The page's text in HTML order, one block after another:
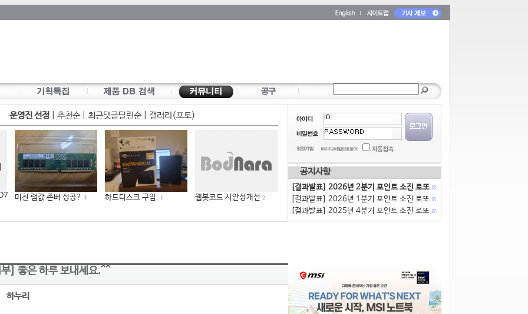
운영진 선정 추천순| 최근댓글달린순| 갤러리(포토)
미친 램값 존버 성공? 3 하드디스크 구입. 1 웹봇코드 시안성개선 2
공지사항
[결과발표] 2026년 2분기 포인트 소진 로또 13
[결과발표] 2026년 1분기 포인트 소진 로또 15
[결과발표] 2025년 4분기 포인트 소진 로또 17
] 좋은 하루 보내세요.^^
하누리